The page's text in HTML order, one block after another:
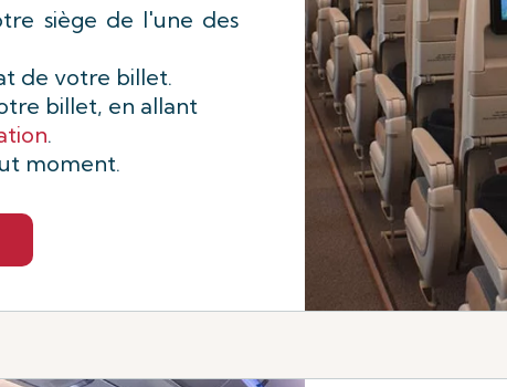
siège de l'une des
de votre billet.
billet, en allant
.
moment.